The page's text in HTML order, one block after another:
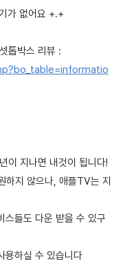
가 없어요 +.+
톱박스 리뷰 :
이 지나면 내것이 됩니다!
하지 않으나, 애플TV는 지
들도 다운 받을 수 있구
용하실 수 있습니다